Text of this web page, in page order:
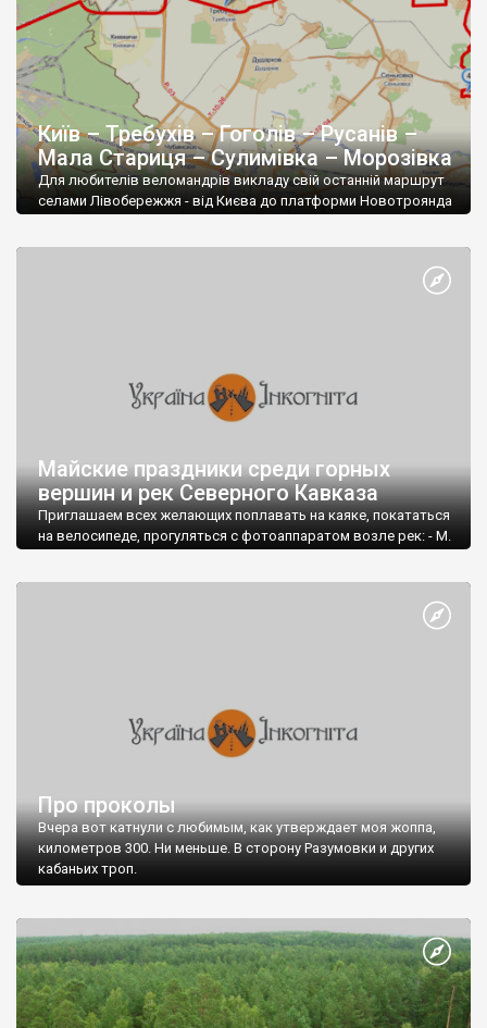
Київ – Требухів – Гоголів – Русанів –
Мала Стариця – Сулимівка – Морозівка
Для любителів веломандрів викладу свій останній маршрут
селами Лівобережжя - від Києва до платформи Новотроянда
Майские праздники среди горных
вершин и рек Северного Кавказа
Приглашаем всех желающих поплавать на каяке, покататься
на велосипеде, прогуляться с фотоаппаратом возле рек: - М.
Про проколы
Вчера вот катнули с любимым, как утверждает моя жоппа,
километров 300. Ни меньше. В сторону Разумовки и других
кабаньих троп.
экспериментировать. Покатаемся по нормальным дорогам".
Потом увлекся и дорога закончилась.